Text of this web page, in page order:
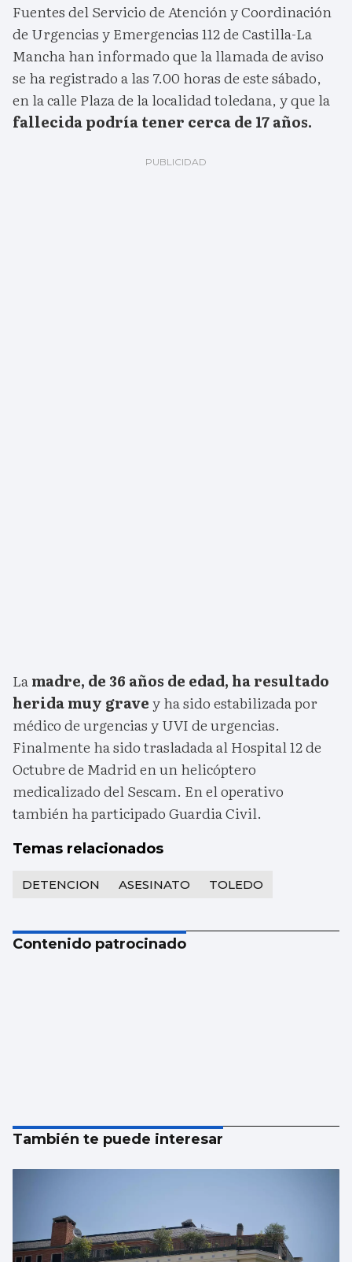
Fuentes del Servicio de Atención y Coordinación
de Urgencias y Emergencias 112 de Castilla-La
Mancha han informado que la llamada de aviso
se ha registrado a las 7.00 horas de este sábado,
en la calle Plaza de la localidad toledana, y que la
fallecida podría tener cerca de 17 años.
Lamadre, de 36 años de edad, ha resultado
herida muy gravey ha sido estabilizada por
médico de urgencias y UVI de urgencias.
Finalmente ha sido trasladada al Hospital 12 de
Octubre de Madrid en un helicóptero
medicalizado del Sescam. En el operativo
también ha participado Guardia Civil.
Temas relacionados
DETENCION ASESINATO TOLEDO
Contenido patrocinado
También te puede interesar